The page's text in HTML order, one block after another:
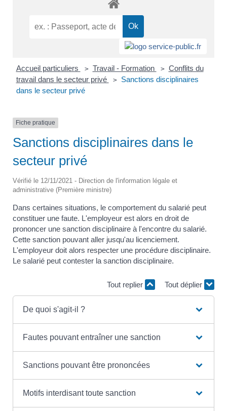
Accueil particuliers > Travail - Formation > Conflits du
travail dans le secteur privé
>
Sanctions disciplinaires
dans le secteur privé
Fiche pratique
Sanctions disciplinaires dans le
secteur privé
Vérifié le 12/11/2021 - Direction de l'information légale et
administrative (Première ministre)
Dans certaines situations, le comportement du salarié peut
constituer une faute. L'employeur est alors en droit de
prononcer une sanction disciplinaire à l'encontre du salarié.
Cette sanction pouvant aller jusqu'au licenciement.
L'employeur doit alors respecter une procédure disciplinaire.
Le salarié peut contester la sanction disciplinaire.
Tout replier Tout déplier
De quoi s'agit-il ?
Fautes pouvant entraîner une sanction
Sanctions pouvant être prononcées
Motifs interdisant toute sanction